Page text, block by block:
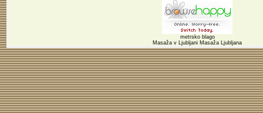
metrsko blago
Masaža v Ljubljani Masaža Ljubljana